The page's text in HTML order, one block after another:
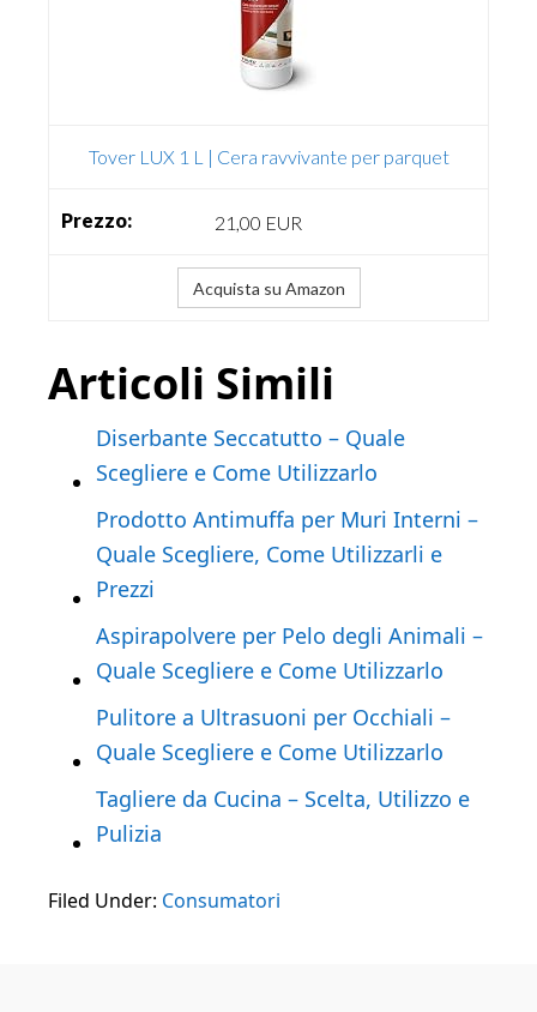
Tover LUX 1 L | Cera ravvivante per parquet
21,00 EUR
Acquista su Amazon
Articoli Simili
Diserbante Seccatutto – Quale
Scegliere e Come Utilizzarlo
Prodotto Antimuffa per Muri Interni –
Quale Scegliere, Come Utilizzarli e
Prezzi
Aspirapolvere per Pelo degli Animali –
Quale Scegliere e Come Utilizzarlo
Pulitore a Ultrasuoni per Occhiali –
Quale Scegliere e Come Utilizzarlo
Tagliere da Cucina – Scelta, Utilizzo e
Pulizia
Filed Under: Consumatori